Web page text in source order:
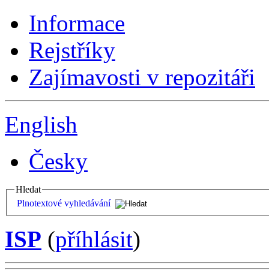
Informace
Rejstříky
Zajímavosti v repozitáři
English
Česky
Hledat
Plnotextové vyhledávání
ISP (příhlásit)